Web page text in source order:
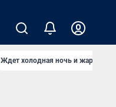
Ждет холодная ночь и жаркий